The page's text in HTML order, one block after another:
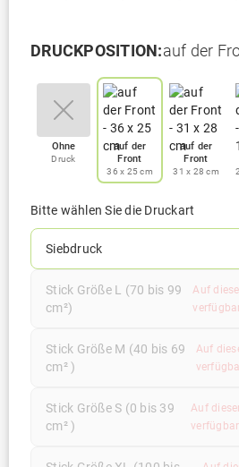
DRUCKPOSITION:auf der
Ohne
Druck
auf der
Front
36 x 25 cm
auf der
Front
31 x 28 cm
Bitte wählen Sie die Druckart
Siebdruck
Stick Größe L (70 bis 99
cm²)
Auf
Stick Größe M (40 bis 69
cm² )
Auf
Stick Größe S (0 bis 39
cm² )
Auf
verfügbar